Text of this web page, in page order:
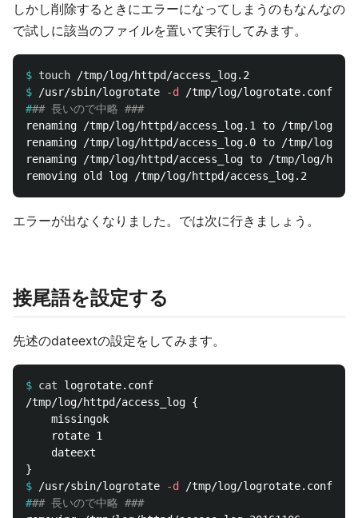
しかし削除するときにエラーになってしまうのもなんなの
で試しに該当のファイルを置いて実行してみます。
$ touch
$
/usr/sbin/logrotate -d
### 長いので中略 ###
renaming /tmp/log/httpd/access_log.1 to /tmp/
renaming /tmp/log/httpd/access_log.0 to /tmp/
renaming /tmp/log/httpd/access_log to /tmp/log/
エラーが出なくなりました。では次に行きましょう。
接尾語を設定する
先述のdateextの設定をしてみます。
$ cat
/tmp/log/httpd/access_log {
    missingok
    rotate 1
    dateext
$
/usr/sbin/logrotate -d
### 長いので中略 ###